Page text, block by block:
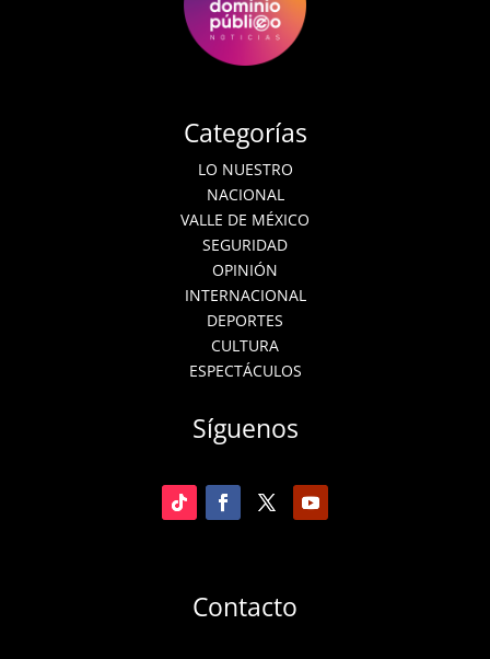
Categorías
LO NUESTRO
NACIONAL
VALLE DE MÉXICO
SEGURIDAD
OPINIÓN
INTERNACIONAL
DEPORTES
CULTURA
ESPECTÁCULOS
Síguenos
Contacto